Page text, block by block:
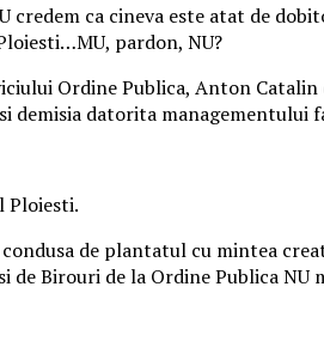
ca cineva este atat de
pardon, NU?
Ordine Publica, Anton
demisia datorita managementului
Ploiesti.
de plantatul cu mintea
de Birouri de la Ordine Publica